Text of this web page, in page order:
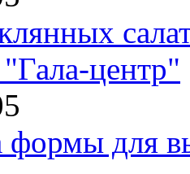
центр"
формы для